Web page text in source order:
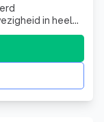
in heel